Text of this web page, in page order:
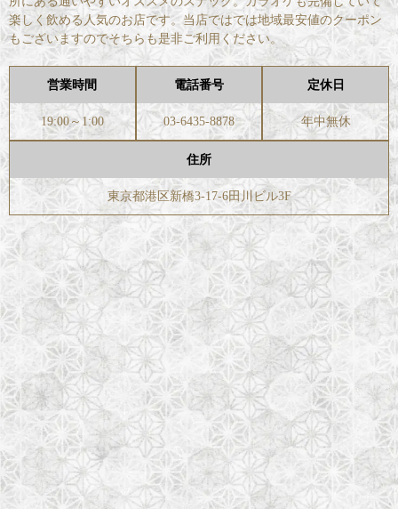
楽しく飲める人気のお店です。当店ではでは地域最安値のクーポン
もございますのでそちらも是非ご利用ください。
営業時間
19:00～1:00
電話番号
03-6435-8878
定休日
年中無休
住所
東京都港区新橋3-17-6田川ビル3F